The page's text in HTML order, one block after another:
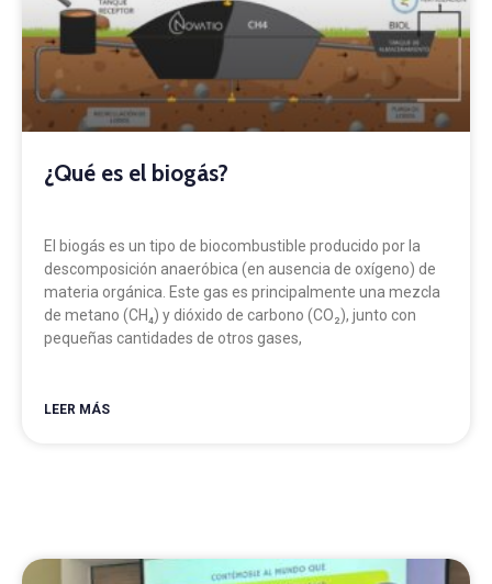
¿Qué es el biogás?
El biogás es un tipo de biocombustible producido por la
descomposición anaeróbica (en ausencia de oxígeno) de
materia orgánica. Este gas es principalmente una mezcla
de metano (CH₄) y dióxido de carbono (CO₂), junto con
pequeñas cantidades de otros gases,
LEER MÁS